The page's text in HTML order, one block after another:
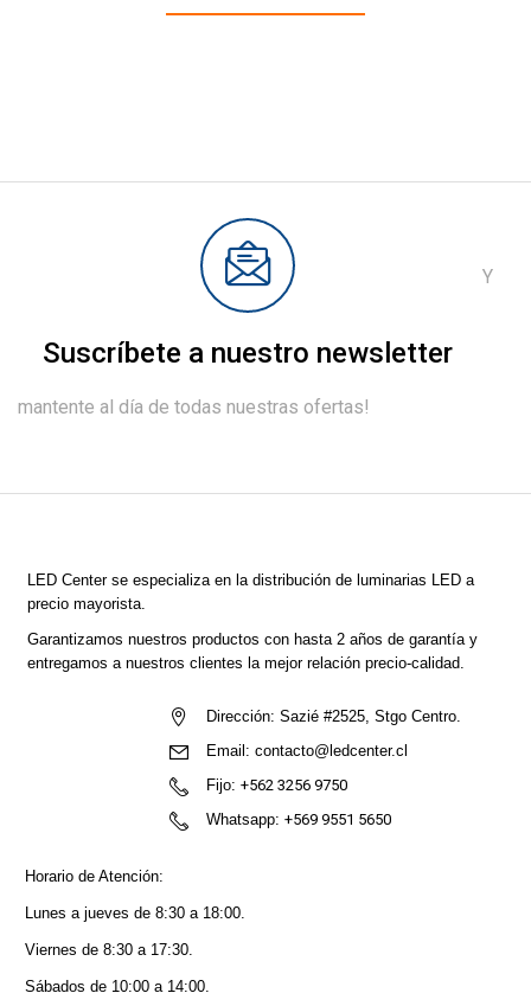
Suscríbete a nuestro newsletter
Y
mantente al día de todas nuestras ofertas!
LED Centerse especializa en la distribución de luminarias LED a
precio mayorista.
Garantizamos nuestros productos con hasta 2 años de garantía y
entregamos a nuestros clientes la mejor relación precio-calidad.
Dirección: Sazié #2525, Stgo Centro.
Email: contacto@ledcenter.cl
Fijo: +562 3256 9750
Whatsapp: +569 9551 5650
Horario de Atención:
Lunes a jueves de 8:30 a 18:00.
Viernes de 8:30 a 17:30.
Sábados de 10:00 a 14:00.